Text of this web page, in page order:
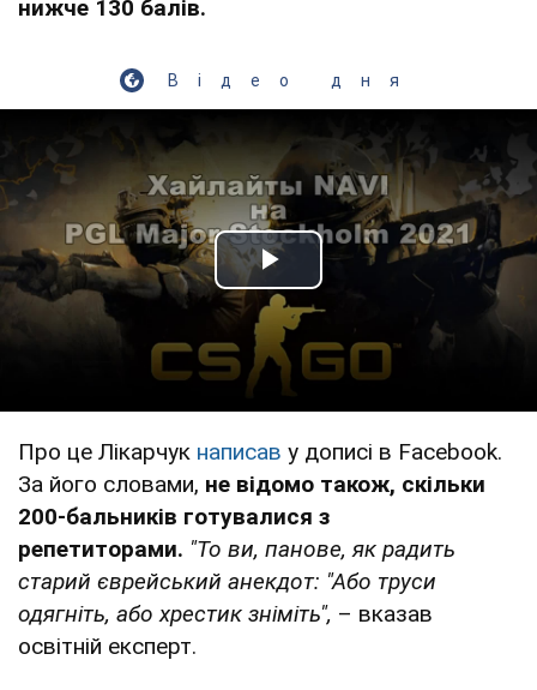
нижче 130 балів.
Відео дня
Play Video
Про це Лікарчук написав у дописі в Facebook.
За його словами, не відомо також, скільки
200-бальників готувалися з
репетиторами. "То ви, панове, як радить
старий єврейський анекдот: "Або труси
одягніть, або хрестик зніміть", – вказав
освітній експерт.